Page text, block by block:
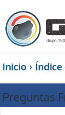
Inicio
Preguntas